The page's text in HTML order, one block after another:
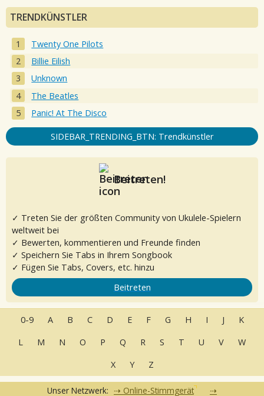
TRENDKÜNSTLER
Twenty One Pilots
Billie Eilish
Unknown
The Beatles
Panic! At The Disco
SIDEBAR_TRENDING_BTN: Trendkünstler
Beitreten!
✓ Treten Sie der größten Community von Ukulele-Spielern
weltweit bei
✓ Bewerten, kommentieren und Freunde finden
✓ Speichern Sie Tabs in Ihrem Songbook
✓ Fügen Sie Tabs, Covers, etc. hinzu
Beitreten
0-9 A B C D E F G H I J
K
L
M N O P Q R S T U V
W
X
Y Z
Unser Netzwerk: Online-Stimmgerät